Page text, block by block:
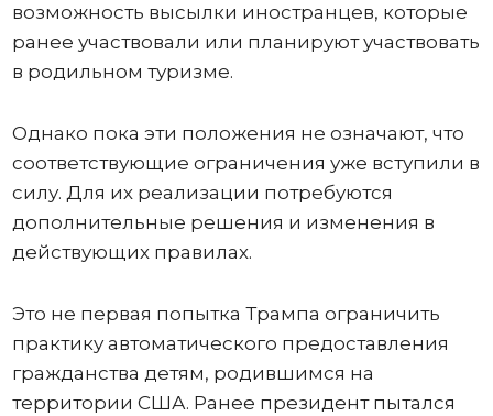
возможность высылки иностранцев, которые
ранее участвовали или планируют участвовать
в родильном туризме.
Однако пока эти положения не означают, что
соответствующие ограничения уже вступили в
силу. Для их реализации потребуются
дополнительные решения и изменения в
действующих правилах.
Это не первая попытка Трампа ограничить
практику автоматического предоставления
гражданства детям, родившимся на
территории США. Ранее президент пытался